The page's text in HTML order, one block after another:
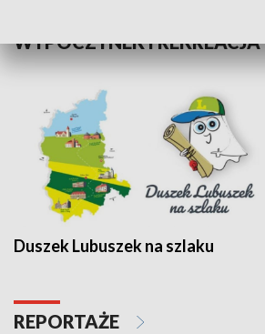
WYPOCZYNEK I REKREACJA
Duszek Lubuszek na szlaku
REPORTAŻE